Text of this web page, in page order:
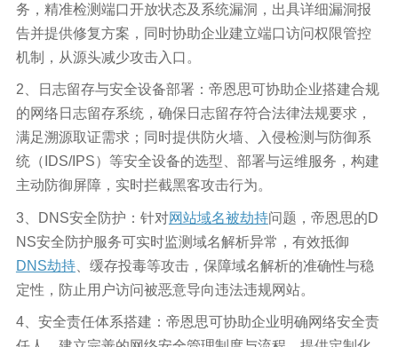
务，精准检测端口开放状态及系统漏洞，出具详细漏洞报
告并提供修复方案，同时协助企业建立端口访问权限管控
机制，从源头减少攻击入口。
2、日志留存与安全设备部署：帝恩思可协助企业搭建合规
的网络日志留存系统，确保日志留存符合法律法规要求，
满足溯源取证需求；同时提供防火墙、入侵检测与防御系
统（IDS/IPS）等安全设备的选型、部署与运维服务，构建
主动防御屏障，实时拦截黑客攻击行为。
3、DNS安全防护：针对网站域名被劫持问题，帝恩思的D
NS安全防护服务可实时监测域名解析异常，有效抵御
DNS劫持、缓存投毒等攻击，保障域名解析的准确性与稳
定性，防止用户访问被恶意导向违法违规网站。
4、安全责任体系搭建：帝恩思可协助企业明确网络安全责